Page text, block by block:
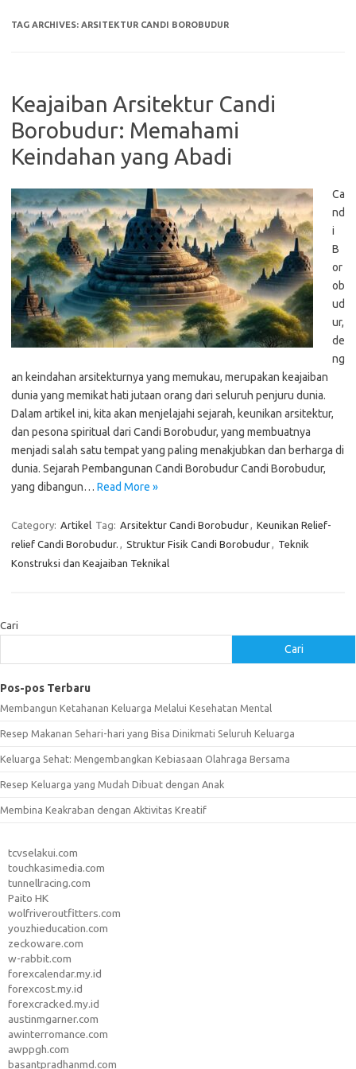
TAG ARCHIVES: ARSITEKTUR CANDI BOROBUDUR
Keajaiban Arsitektur Candi
Borobudur: Memahami
Keindahan yang Abadi
Ca
nd
i
B
or
ob
ud
ur,
de
ng
an keindahan arsitekturnya yang memukau, merupakan keajaiban
dunia yang memikat hati jutaan orang dari seluruh penjuru dunia.
Dalam artikel ini, kita akan menjelajahi sejarah, keunikan arsitektur,
dan pesona spiritual dari Candi Borobudur, yang membuatnya
menjadi salah satu tempat yang paling menakjubkan dan berharga di
dunia. Sejarah Pembangunan Candi Borobudur Candi Borobudur,
yang dibangun… Read More »
Category: Artikel Tag: Arsitektur Candi Borobudur, Keunikan Relief-
relief Candi Borobudur. , Struktur Fisik Candi Borobudur, Teknik
Konstruksi dan Keajaiban Teknikal
Cari
Cari
Pos-pos Terbaru
Membangun Ketahanan Keluarga Melalui Kesehatan Mental
Resep Makanan Sehari-hari yang Bisa Dinikmati Seluruh Keluarga
Keluarga Sehat: Mengembangkan Kebiasaan Olahraga Bersama
Resep Keluarga yang Mudah Dibuat dengan Anak
Membina Keakraban dengan Aktivitas Kreatif
tcvselakui.com
touchkasimedia.com
tunnellracing.com
Paito HK
wolfriveroutfitters.com
youzhieducation.com
zeckoware.com
w-rabbit.com
forexcalendar.my.id
forexcost.my.id
forexcracked.my.id
austinmgarner.com
awinterromance.com
awppgh.com
basantpradhanmd.com